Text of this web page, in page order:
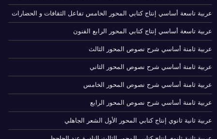
عربية تاسعة أساسي إنتاج كتابي المحور الخامس تفاعل الثقافات و الحضارات
عربية تاسعة أساسي إنتاج كتابي المحور الرابع الفنون
عربية ثامنة أساسي شرح نصوص المحور الثالث
عربية ثامنة أساسي شرح نصوص المحور الثاني
عربية ثامنة أساسي شرح نصوص المحور الخامس
عربية ثامنة أساسي شرح نصوص المحور الرابع
عربية ثانية ثانوي إنتاج كتابي المحور الأول الشعر الجاهلي